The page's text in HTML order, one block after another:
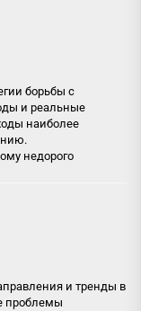
борьбы с
и реальные
наиболее
недорого
и тренды в
проблемы